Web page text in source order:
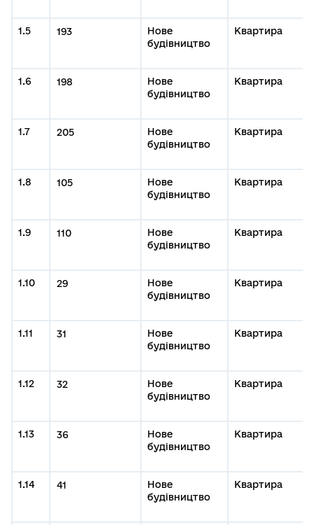
1.5 193
Нове
будівництво
Квартира
1.6 198
Нове
будівництво
Квартира
1.7 205
Нове
будівництво
Квартира
1.8 105
Нове
будівництво
Квартира
1.9 110
Нове
будівництво
Квартира
1.10 29
Нове
будівництво
Квартира
1.11 31
Нове
будівництво
Квартира
1.12 32
Нове
будівництво
Квартира
1.13 36
Нове
будівництво
Квартира
1.14 41
Нове
будівництво
Квартира